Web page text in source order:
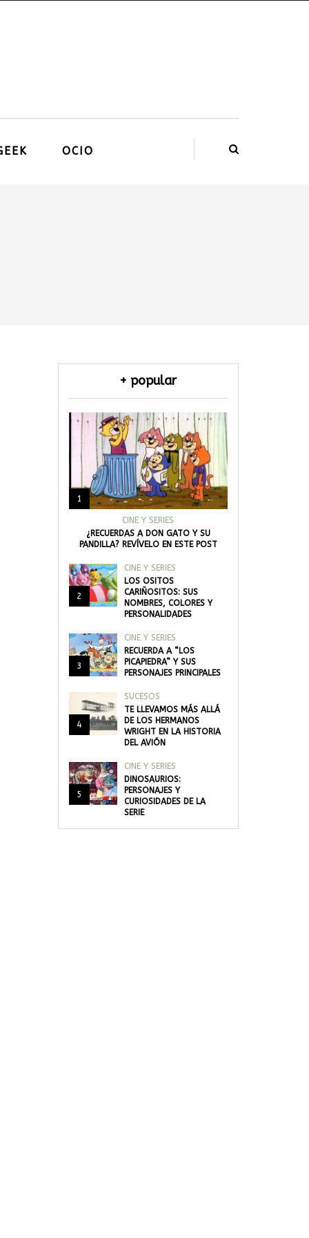
OCIO
+ popular
1
CINE Y SERIES
¿RECUERDAS A DON GATO Y SU
PANDILLA? REVÍVELO EN ESTE POST
2
CINE Y SERIES
LOS OSITOS
CARIÑOSITOS: SUS
NOMBRES, COLORES Y
PERSONALIDADES
3
CINE Y SERIES
RECUERDA A “LOS
PICAPIEDRA” Y SUS
PERSONAJES PRINCIPALES
4
SUCESOS
TE LLEVAMOS MÁS ALLÁ
DE LOS HERMANOS
WRIGHT EN LA HISTORIA
DEL AVIÓN
5
CINE Y SERIES
DINOSAURIOS:
PERSONAJES Y
CURIOSIDADES DE LA
SERIE